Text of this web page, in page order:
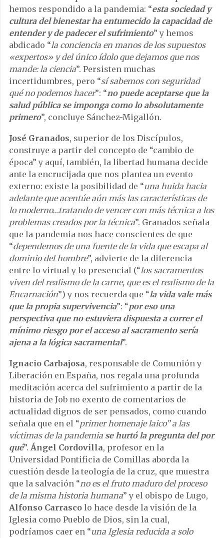
hemos respondido a la pandemia: “esta sociedad y
cultura del bienestar ha entumecido la capacidad de
entender y de padecer el sufrimiento” y hemos
abdicado “la conciencia en manos de los supuestos
«expertos» y del único ídolo que dejamos que nos
mande: la ciencia”. Persisten muchas
incertidumbres, pero “sí sabemos con seguridad
qué no podemos hacer”: “no puede aceptarse que la
salud pública se imponga como lo absolutamente
primero”, concluye Sánchez-Migallón.
José Granados, superior de los Discípulos,
construye a partir del concepto de “cambio de
época” y aquí, también, la libertad humana decide
ante la encrucijada que nos plantea un evento
externo: existe la posibilidad de “una huida hacia
adelante que acentúe aún más las características de
lo moderno…tratando de vencer con más técnica a los
problemas creados por la técnica”. Granados señala
que la pandemia nos hace conscientes de que
“dependemos de una fuente de la vida que escapa al
dominio del hombre”, advierte de la diferencia
entre lo virtual y lo presencial (“los sacramentos
viven del realismo de la carne, que es el realismo de la
Encarnación”) y nos recuerda que “la vida vale más
que la propia supervivencia”: “por eso una
perspectiva que no estuviera dispuesta a correr el
mínimo riesgo por el acceso al sacramento sería
ajena a la lógica sacramental”.
Ignacio Carbajosa, responsable de Comunión y
Liberación en España, nos regala una profunda
meditación acerca del sufrimiento a partir de la
historia de Job no exento de comentarios de
actualidad dignos de ser pensados, como cuando
señala que en el “primer homenaje laico” a las
víctimas de la pandemia se hurtó la pregunta del por
qué”. Ángel Cordovilla, profesor en la
Universidad Pontificia de Comillas aborda la
cuestión desde la teología de la cruz, que muestra
que la salvación “no es el fruto maduro del proceso
de la misma historia humana” y el obispo de Lugo,
Alfonso Carrasco lo hace desde la visión de la
Iglesia como Pueblo de Dios, sin la cual,
podríamos caer en “una Iglesia reducida a solo